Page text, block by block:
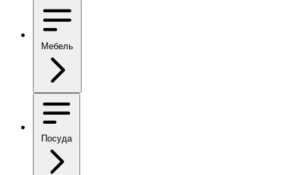
Мебель
Посуда